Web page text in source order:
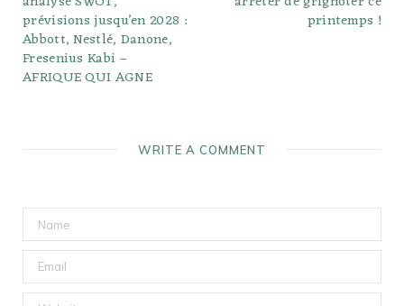
prévisions jusqu’en 2028 :
Abbott, Nestlé, Danone,
Fresenius Kabi –
AFRIQUE QUI AGNE
printemps !
WRITE A COMMENT